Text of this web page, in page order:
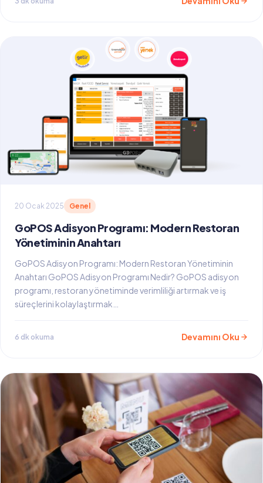
20 Ocak 2025 Genel
GoPOS Adisyon Programı: Modern Restoran
Yönetiminin Anahtarı
GoPOS Adisyon Programı: Modern Restoran Yönetiminin
Anahtarı GoPOS Adisyon Programı Nedir? GoPOS adisyon
programı, restoran yönetiminde verimliliği artırmak ve iş
süreçlerini kolaylaştırmak…
6 dk okuma Devamını Oku